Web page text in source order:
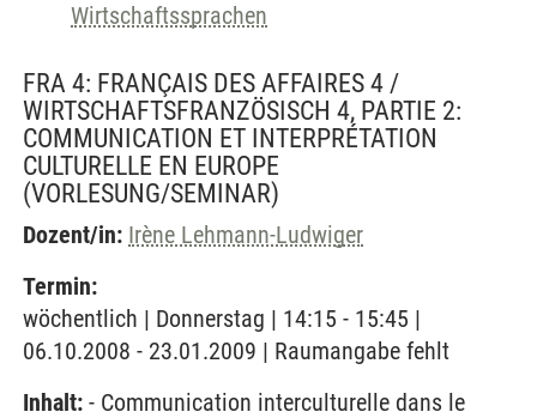
Wirtschaftssprachen
FRA 4: FRANÇAIS DES AFFAIRES 4 /
WIRTSCHAFTSFRANZÖSISCH 4, PARTIE 2:
COMMUNICATION ET INTERPRÉTATION
CULTURELLE EN EUROPE
(VORLESUNG/SEMINAR)
Dozent/in: Irène Lehmann-Ludwiger
Termin:
wöchentlich | Donnerstag | 14:15 - 15:45 |
06.10.2008 - 23.01.2009 | Raumangabe fehlt
Inhalt: - Communication interculturelle dans le